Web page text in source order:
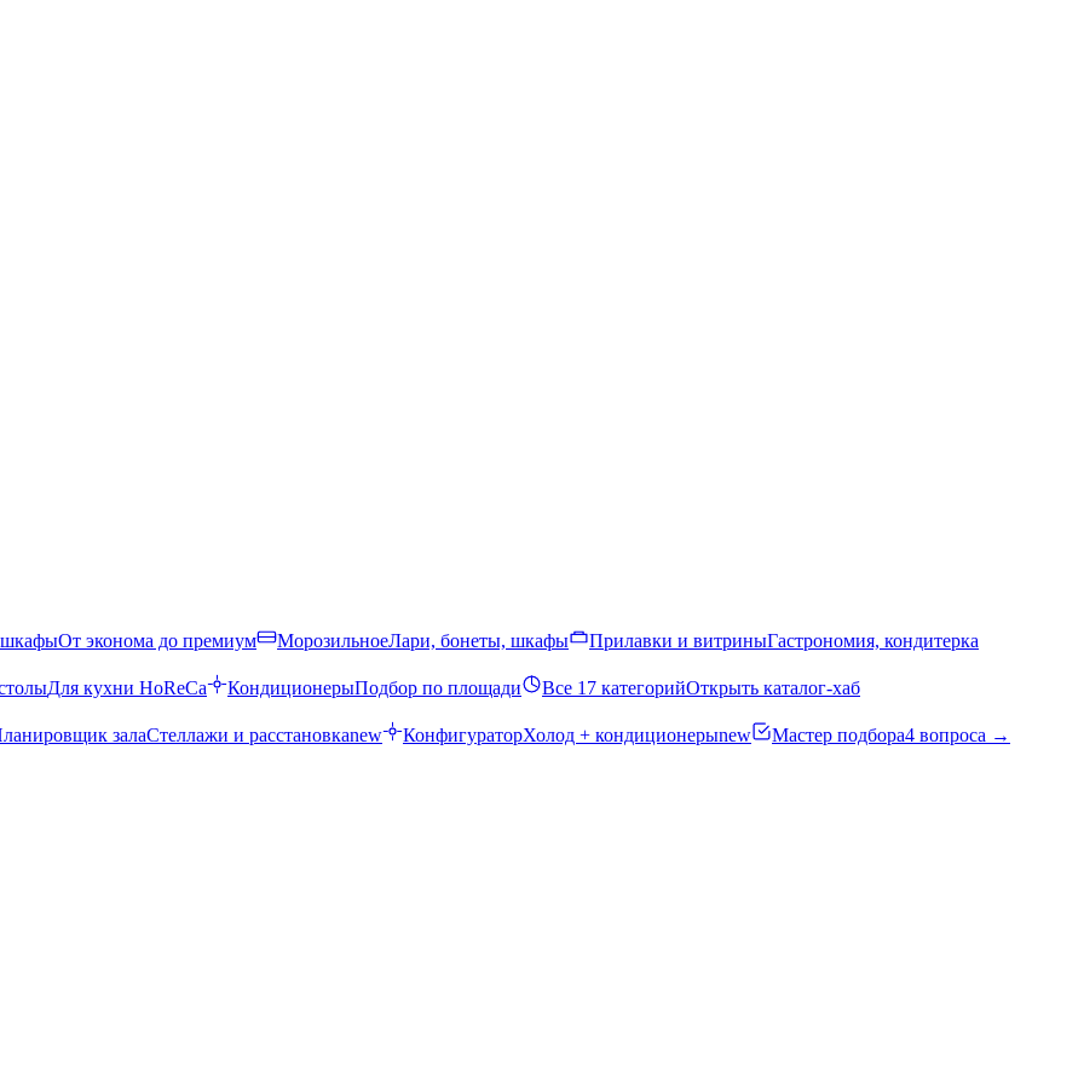
шкафыОт эконома до премиум МорозильноеЛари, бонеты, шкафы Прилавки и витриныГастрономия, кондитерка
Для кухни HoReCa КондиционерыПодбор по площади Все 17 категорийОткрыть каталог-хаб
залаСтеллажи и расстановкаnew КонфигураторХолод + кондиционерыnew Мастер подбора4 вопроса →